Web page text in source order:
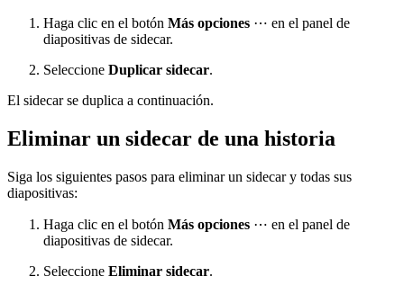
Haga clic en el botón Más opciones ⋯ en el panel de
diapositivas de sidecar.
Seleccione Duplicar sidecar.
El sidecar se duplica a continuación.
Eliminar un sidecar de una historia
Siga los siguientes pasos para eliminar un sidecar y todas sus
diapositivas:
Haga clic en el botón Más opciones ⋯ en el panel de
diapositivas de sidecar.
Seleccione Eliminar sidecar.